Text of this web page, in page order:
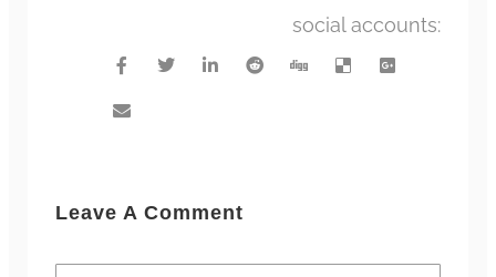
social accounts:
Leave A Comment